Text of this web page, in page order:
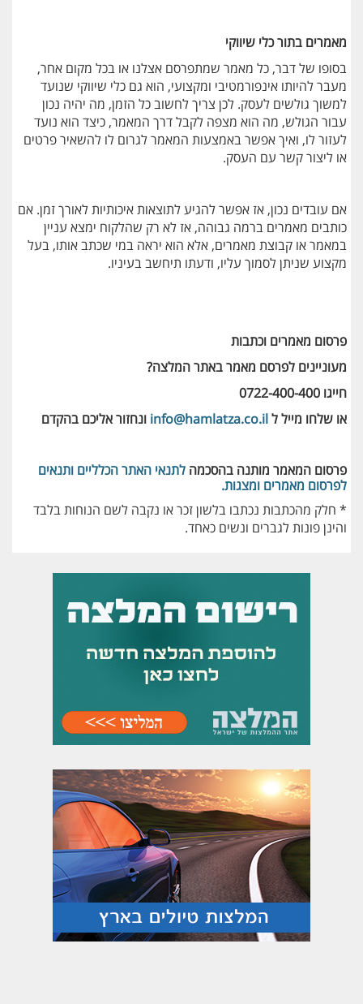
מאמרים בתור כלי שיווקי
בסופו של דבר, כל מאמר שמתפרסם אצלנו או בכל מקום אחר,
מעבר להיותו אינפורמטיבי ומקצועי, הוא גם כלי שיווקי שנועד
למשוך גולשים לעסק. לכן צריך לחשוב כל הזמן, מה יהיה נכון
עבור הגולש, מה הוא מצפה לקבל דרך המאמר, כיצד הוא נועד
לעזור לו, ואיך אפשר באמצעות המאמר לגרום לו להשאיר פרטים
או ליצור קשר עם העסק.
אם עובדים נכון, אז אפשר להגיע לתוצאות איכותיות לאורך זמן. אם
כותבים מאמרים ברמה גבוהה, אז לא רק שהלקוח ימצא עניין
במאמר או קבוצת מאמרים, אלא הוא יראה במי שכתב אותו, בעל
מקצוע שניתן לסמוך עליו, ודעתו תיחשב בעיניו.
פרסום מאמרים וכתבות
מעוניינים לפרסם מאמר באתר המלצה?
חייגו 0722-400-400
או שלחו מייל לinfo@hamlatza.co.il ונחזור אליכם בהקדם
פרסום המאמר מותנה בהסכמה לתנאי האתר הכלליים ותנאים
לפרסום מאמרים ומצגות.
* חלק מהכתבות נכתבו בלשון זכר או נקבה לשם הנוחות בלבד
והינן פונות לגברים ונשים כאחד.